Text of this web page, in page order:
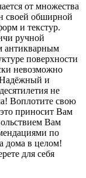
от множества
своей обширной
и текстур.
ручной
антикварным
поверхности
невозможно
Надёжный и
не
Воплотите свою
приносит Вам
Вам
по
дома в целом!
для себя